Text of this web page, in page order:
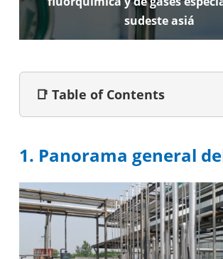
sudeste asiá
📑 Table of Contents
1. Panorama general